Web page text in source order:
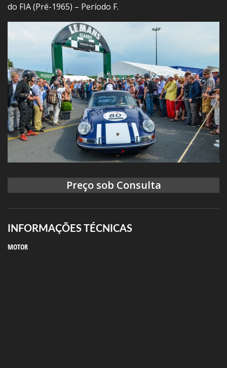
do FIA (Pré-1965) – Período F.
Preço sob Consulta
INFORMAÇÕES TÉCNICAS
MOTOR